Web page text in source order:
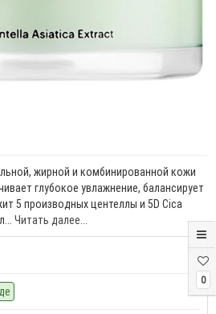
0
жирной и комбинированной кожи
глубокое увлажнение, балансирует
5 производных центеллы и 5D Cica
Читать далее...